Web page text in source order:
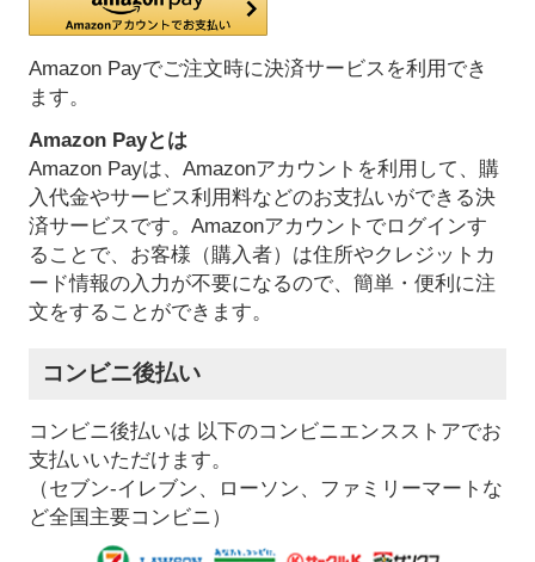
Amazon Payでご注文時に決済サービスを利用でき
ます。
Amazon Payとは
Amazon Payは、Amazonアカウントを利用して、購
入代金やサービス利用料などのお支払いができる決
済サービスです。Amazonアカウントでログインす
ることで、お客様（購入者）は住所やクレジットカ
ード情報の入力が不要になるので、簡単・便利に注
文をすることができます。
コンビニ後払い
コンビニ後払いは 以下のコンビニエンスストアでお
支払いいただけます。
（セブン-イレブン、ローソン、ファミリーマートな
ど全国主要コンビニ）